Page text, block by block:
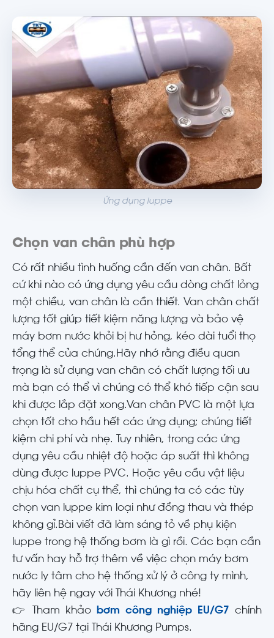
Ứng dụng luppe
Chọn van chân phù hợp
Có rất nhiều tình huống cần đến van chân. Bất
cứ khi nào có ứng dụng yêu cầu dòng chất lỏng
một chiều, van chân là cần thiết. Van chân chất
lượng tốt giúp tiết kiệm năng lượng và bảo vệ
máy bơm nước khỏi bị hư hỏng, kéo dài tuổi thọ
tổng thể của chúng.Hãy nhớ rằng điều quan
trọng là sử dụng van chân có chất lượng tối ưu
mà bạn có thể vì chúng có thể khó tiếp cận sau
khi được lắp đặt xong.Van chân PVC là một lựa
chọn tốt cho hầu hết các ứng dụng; chúng tiết
kiệm chi phí và nhẹ. Tuy nhiên, trong các ứng
dụng yêu cầu nhiệt độ hoặc áp suất thì không
dùng được luppe PVC. Hoặc yêu cầu vật liệu
chịu hóa chất cụ thể, thì chúng ta có các tùy
chọn van luppe kim loại như đồng thau và thép
không gỉ.Bài viết đã làm sáng tỏ về phụ kiện
luppe trong hệ thống bơm là gì rồi. Các bạn cần
tư vấn hay hỗ trợ thêm về việc chọn máy bơm
nước ly tâm cho hệ thống xử lý ở công ty mình,
hãy liên hệ ngay với Thái Khương nhé!
👉 Tham khảo
bơm công nghiệp EU/G7
chính
hãng EU/G7 tại Thái Khương Pumps.